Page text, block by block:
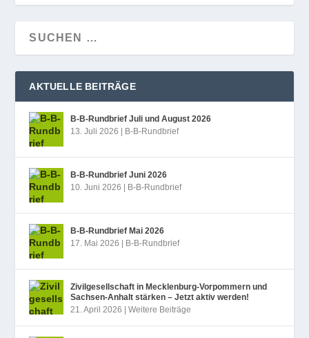
AKTUELLE BEITRÄGE
B‑B-Rundbrief Juli und August 2026
13. Juli 2026
B-B-Rundbrief
B‑B-Rundbrief Juni 2026
10. Juni 2026
B-B-Rundbrief
B‑B-Rundbrief Mai 2026
17. Mai 2026
B-B-Rundbrief
Zivilgesellschaft in Mecklenburg-Vorpommern und
Sachsen-Anhalt stärken – Jetzt aktiv werden!
21. April 2026
|Weitere Beiträge